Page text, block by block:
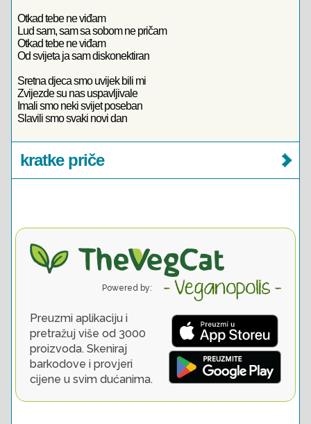
Otkad tebe ne viđam
Lud sam, sam sa sobom ne pričam
Otkad tebe ne viđam
Od svijeta ja sam diskonektiran
Sretna djeca smo uvijek bili mi
Zvijezde su nas uspavljivale
Imali smo neki svijet poseban
Slavili smo svaki novi dan
kratke priče